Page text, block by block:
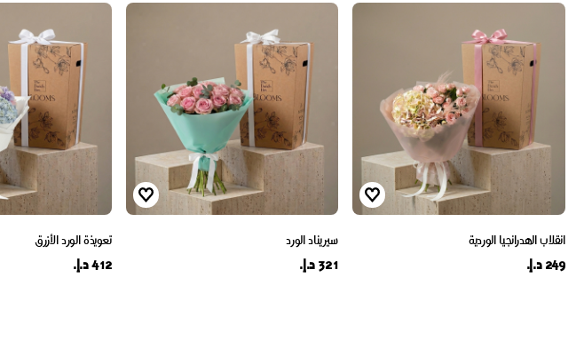
انقلاب الهدرانجيا الوردية
249 د.إ.
سيريناد الورد
321 د.إ.
تعويذة الورد الأزرق
412 د.إ.